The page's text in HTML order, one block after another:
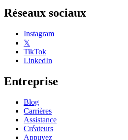
Réseaux sociaux
Instagram
𝕏
TikTok
LinkedIn
Entreprise
Blog
Carrières
Assistance
Créateurs
Appuyez